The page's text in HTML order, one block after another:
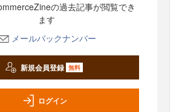
の過去記事が閲覧でき
ます
メールバックナンバー
新規会員登録 無料
ログイン